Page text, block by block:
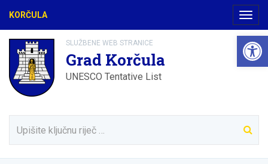
KORČULA
SLUŽBENE WEB STRANICE
Grad Korčula
UNESCO Tentative List